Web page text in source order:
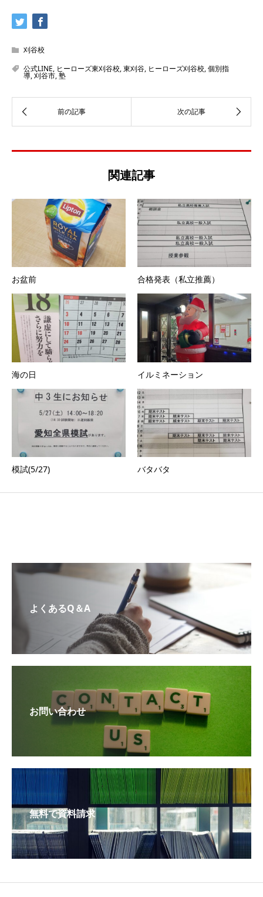
刈谷校
公式LINE, ヒーローズ東刈谷校,東刈谷, ヒーローズ刈谷校,個別指
導,刈谷市,塾
関連記事
お盆前 合格発表（私立推薦）
海の日 イルミネーション
模試(5/27) バタバタ
よくあるQ＆A
お問い合わせ
無料で資料請求